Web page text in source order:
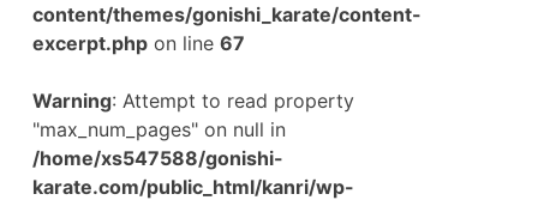
content/themes/gonishi_karate/content-
excerpt.phpon line 67
Warning: Attempt to read property
"max_num_pages" on null in
/home/xs547588/gonishi-
karate.com/public_html/kanri/wp-